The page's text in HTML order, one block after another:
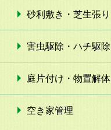
砂利敷き・芝生張り
害虫駆除・ハチ駆除
庭片付け・物置解体
空き家管理